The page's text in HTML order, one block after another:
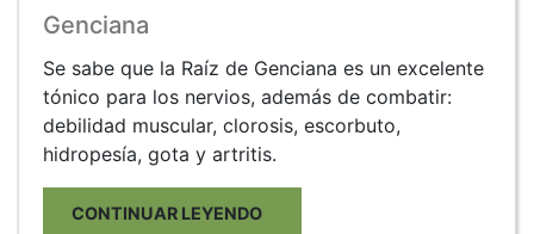
Genciana
Se sabe que la Raíz de Genciana es un excelente
tónico para los nervios, además de combatir:
debilidad muscular, clorosis, escorbuto,
hidropesía, gota y artritis.
CONTINUAR LEYENDO